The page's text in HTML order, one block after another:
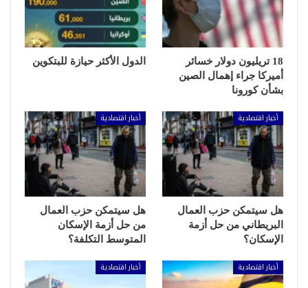
18 تريليون دولار خسائر
أميركا جراء إهمال الصين
بشأن كورونا
الدول الأكثر حيازة للبتكوين
أخبار اقتصادية
هل سيتمكن حزب العمال
البريطاني من حل أزمة
الإسكان؟
أخبار اقتصادية
هل سيتمكن حزب العمال
من حل أزمة الإسكان
المتوسط التكلفة؟
أخبار اقتصادية أخبار اقتصادية